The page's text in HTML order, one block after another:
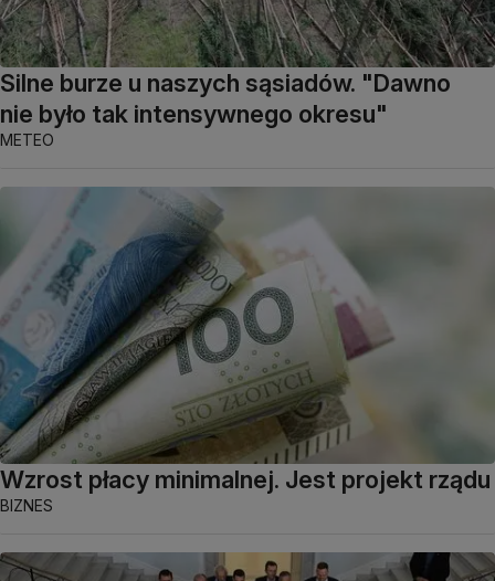
Silne burze u naszych sąsiadów. "Dawno
nie było tak intensywnego okresu"
METEO
Wzrost płacy minimalnej. Jest projekt rządu
BIZNES